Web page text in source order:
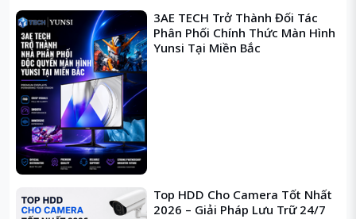
3AE TECH Trở Thành Đối Tác
Phân Phối Chính Thức Màn Hình
Yunsi Tại Miền Bắc
Top HDD Cho Camera Tốt Nhất
2026 – Giải Pháp Lưu Trữ 24/7